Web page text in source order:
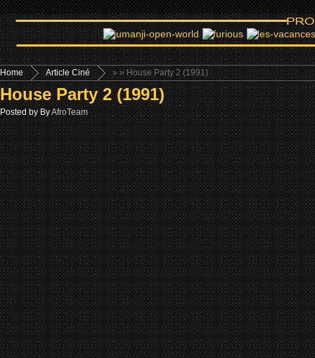
Home »
Article Ciné » House Party 2 (1991)
House Party 2 (1991)
Posted by ByAfroTeam